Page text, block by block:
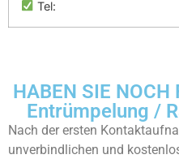
Tel:
HABEN SIE
Entrümpelung /
Nach der ersten
unverbindlichen und